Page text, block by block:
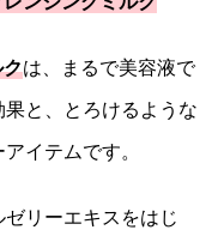
は、まるで美容液で
と、とろけるような
イテムです。
リーエキスをはじ